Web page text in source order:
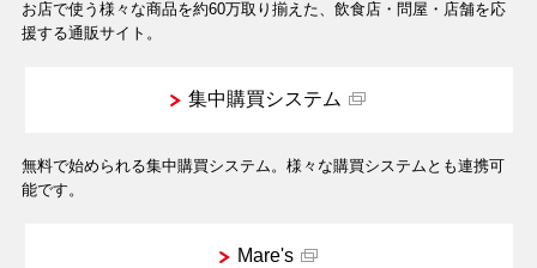
お店で使う様々な商品を約60万取り揃えた、飲食店・問屋・店舗を応
援する通販サイト。
集中購買システム
無料で始められる集中購買システム。様々な購買システムとも連携可
能です。
Mare's